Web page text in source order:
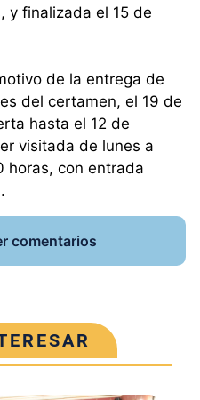
y finalizada el 15 de
de la entrega de
del certamen, el 19 de
hasta el 12 de
visitada de lunes a
horas, con entrada
comentarios